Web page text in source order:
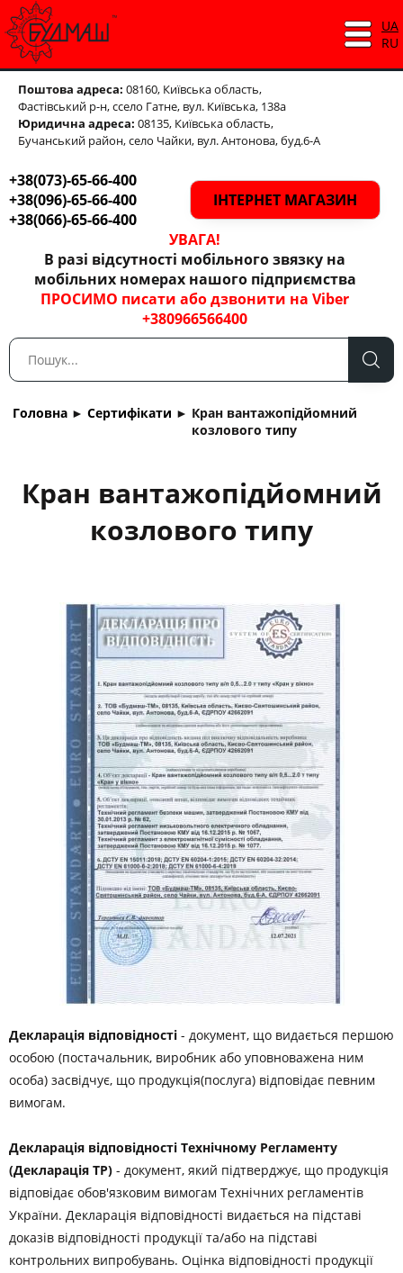
Поштова адреса: 08160, Київська область,
Фастівський р-н,ссело Гатне, вул. Київська, 138а
Юридична адреса: 08135, Київська область,
Бучанський район, село Чайки, вул. Антонова, буд.6-А
+38(073)-65-66-400
+38(096)-65-66-400
+38(066)-65-66-400
ІНТЕРНЕТ МАГАЗИН
УВАГА!
В разі відсутності мобільного звязку на
мобільних номерах нашого підприємства
ПРОСИМО писати або дзвонити на Viber
+380966566400
UA
RU
Головна ► Сертифікати ► Кран вантажопідйомний
козлового типу
Кран вантажопідйомний
козлового типу
Декларація відповідності - документ, що видається першою
особою (постачальник, виробник або уповноважена ним
особа) засвідчує, що продукція(послуга) відповідає певним
вимогам.
Декларація відповідності Технічному Регламенту
(Декларація ТР) - документ, який підтверджує, що продукція
відповідає обов'язковим вимогам Технічних регламентів
України. Декларація відповідності видається на підставі
доказів відповідності продукції та/або на підставі
контрольних випробувань. Оцінка відповідності продукції